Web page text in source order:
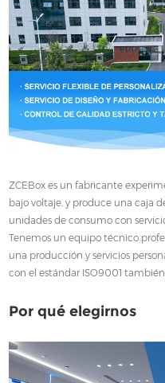
ZCEBox es un fabricante
bajo voltaje, y produce una caja
unidades de consumo con
Tenemos un equipo técnico
una producción y servicios
con el estándar ISO9001 también
Por qué elegirnos